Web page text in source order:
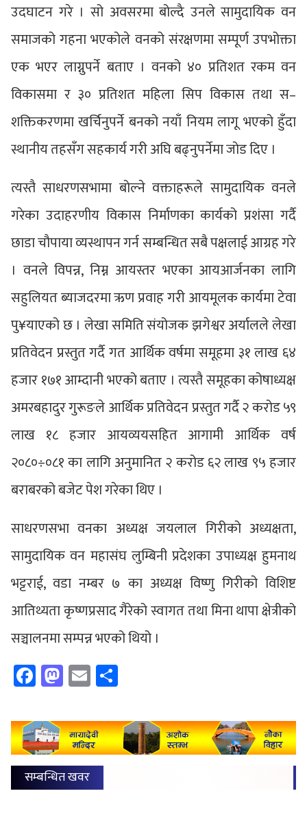
उदघाटन गरे । सो अवसरमा बोल्दै उनले सामुदायिक वन
समाजको गहना भएकोले वनको संरक्षणमा सम्पूर्ण उपभोक्ता
एक भएर लाग्नुपर्ने बताए । वनको ४० प्रतिशत रकम वन
विकासमा र ३० प्रतिशत महिला सिप विकास तथा स–
शक्तिकरणमा खर्चिनुपर्ने बनको नयाँ नियम लागू भएको हुँदा
स्थानीय तहसँग सहकार्य गरी अघि बढ्नुपर्नेमा जोड दिए ।
त्यस्तै साधरणसभामा बोल्ने वक्ताहरूले सामुदायिक वनले
गरेका उदाहरणीय विकास निर्माणका कार्यको प्रशंसा गर्दै
छाडा चौपाया व्यस्थापन गर्न सम्बन्धित सबै पक्षलाई आग्रह गरे
। वनले विपन्न, निम्न आयस्तर भएका आयआर्जनका लागि
सहुलियत ब्याजदरमा ऋण प्रवाह गरी आयमूलक कार्यमा टेवा
पु¥याएको छ । लेखा समिति संयोजक झगेश्वर अर्यालले लेखा
प्रतिवेदन प्रस्तुत गर्दै गत आर्थिक वर्षमा समूहमा ३१ लाख ६४
हजार १७१ आम्दानी भएको बताए । त्यस्तै समूहका कोषाध्यक्ष
अमरबहादुर गुरूङले आर्थिक प्रतिवेदन प्रस्तुत गर्दै २ करोड ५९
लाख १८ हजार आयव्ययसहित आगामी आर्थिक वर्ष
२०८०÷०८१ का लागि अनुमानित २ करोड ६२ लाख ९५ हजार
बराबरको बजेट पेश गरेका थिए ।
साधरणसभा वनका अध्यक्ष जयलाल गिरीको अध्यक्षता,
सामुदायिक वन महासंघ लुम्बिनी प्रदेशका उपाध्यक्ष हुमनाथ
भट्टराई, वडा नम्बर ७ का अध्यक्ष विष्णु गिरीको विशिष्ट
आतिथ्यता कृष्णप्रसाद गैरेको स्वागत तथा मिना थापा क्षेत्रीको
सञ्चालनमा सम्पन्न भएको थियो ।
Facebook
Mastodon
Email
सम्बन्धित खवर